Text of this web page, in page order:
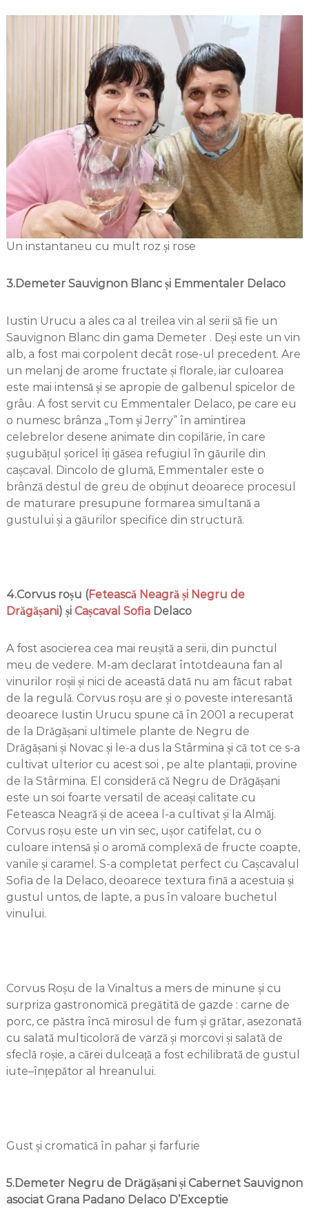
Un instantaneu cu mult roz și rose
3.Demeter Sauvignon Blanc și Emmentaler Delaco
Iustin Urucu a ales ca al treilea vin al serii să fie un
Sauvignon Blanc din gama Demeter . Deși este un vin
alb, a fost mai corpolent decât rose-ul precedent. Are
un melanj de arome fructate și florale, iar culoarea
este mai intensă și se apropie de galbenul spicelor de
grâu. A fost servit cu Emmentaler Delaco, pe care eu
o numesc brânza „Tom și Jerry” în amintirea
celebrelor desene animate din copilărie, în care
șugubățul șoricel îți găsea refugiul în găurile din
cașcaval. Dincolo de glumă, Emmentaler este o
brânză destul de greu de obținut deoarece procesul
de maturare presupune formarea simultană a
gustului și a găurilor specifice din structură.
4.Corvus roșu (Fetească Neagră și Negru de
Drăgășani) și Cașcaval SofiaDelaco
A fost asocierea cea mai reușită a serii, din punctul
meu de vedere. M-am declarat întotdeauna fan al
vinurilor roșii și nici de această dată nu am făcut rabat
de la regulă. Corvus roșu are și o poveste interesantă
deoarece Iustin Urucu spune că în 2001 a recuperat
de la Drăgășani ultimele plante de Negru de
Drăgășani și Novac și le-a dus la Stârmina și că tot ce s-a
cultivat ulterior cu acest soi , pe alte plantații, provine
de la Stârmina. El consideră că Negru de Drăgășani
este un soi foarte versatil de aceași calitate cu
Feteasca Neagră și de aceea l-a cultivat și la Almăj.
Corvus roșu este un vin sec, ușor catifelat, cu o
culoare intensă și o aromă complexă de fructe coapte,
vanile și caramel. S-a completat perfect cu Cașcavalul
Sofia de la Delaco, deoarece textura fină a acestuia și
gustul untos, de lapte, a pus în valoare buchetul
vinului.
Corvus Roșu de la Vinaltus a mers de minune și cu
surpriza gastronomică pregătită de gazde : carne de
porc, ce păstra încă mirosul de fum și grătar, asezonată
cu salată multicoloră de varză și morcovi și salată de
sfeclă roșie, a cărei dulceață a fost echilibrată de gustul
iute–înțepător al hreanului.
Gust și cromatică în pahar și farfurie
5.Demeter Negru de Drăgășani și Cabernet Sauvignon
asociat Grana Padano Delaco D’Exceptie